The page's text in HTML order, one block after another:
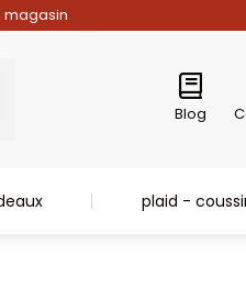
magasin
Blog
plaid -